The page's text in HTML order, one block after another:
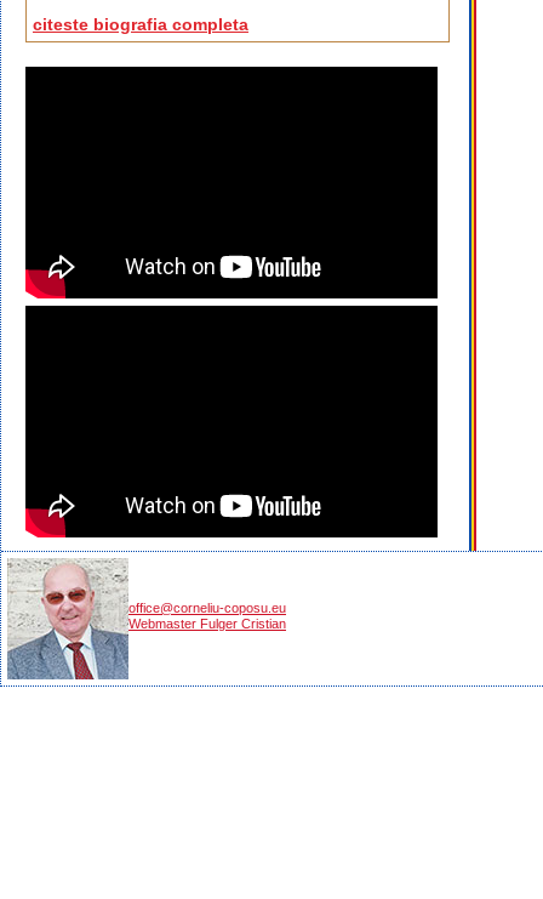
citeste biografia completa
office@corneliu-coposu.eu
Webmaster Fulger Cristian